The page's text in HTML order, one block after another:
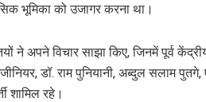
भूमिका को उजागर करना था।
ने अपने विचार साझा किए, जिनमें पूर्व
डॉ. राम पुनियानी, अब्दुल सलाम पुतगे,
शामिल रहे।